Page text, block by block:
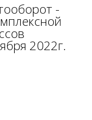
-
2022г.